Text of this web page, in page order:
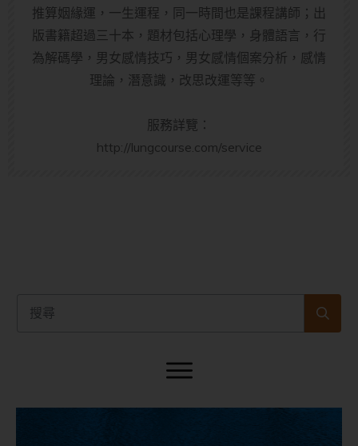
推算姻緣運，一生運程，同一時間也是課程講師；出
版書籍超過三十本，題材包括心理學，身體語言，行
為解碼學，男女感情技巧，男女感情個案分析，感情
理論，潛意識，改思改運等等。
服務詳覽：
http://lungcourse.com/service